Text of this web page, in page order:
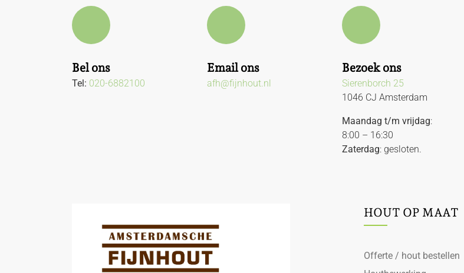
Bel ons
Tel: 020-6882100
Email ons
afh@fijnhout.nl
Bezoek ons
Sierenborch 25
1046 CJ Amsterdam
Maandag t/m vrijdag:
8:00 – 16:30
Zaterdag: gesloten.
HOUT OP MAAT
Offerte / hout bestellen